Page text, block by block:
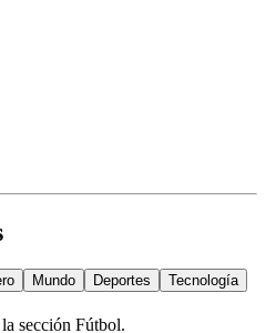
Mundo Deportes
Tecnología
sección Fútbol.